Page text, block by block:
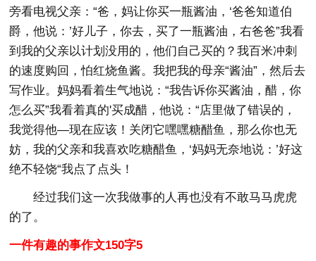
旁看电视父亲：“爸，妈让你买一瓶酱油，‘爸爸知道伯
爵，他说：’好儿子，你去，买了一瓶酱油，右爸爸”我看
到我的父亲以计划没用的，他们自己买的？我百米冲刺
的速度购回，怕红烧鱼酱。我把我的母亲“酱油”，然后去
写作业。妈妈看着生气地说：“我告诉你买酱油，醋，你
怎么买”我看着真的'买成醋，他说：“店里做了错误的，
我觉得他—现在应该！关闭它嘿嘿糖醋鱼，那么你也无
妨，我的父亲和我喜欢吃糖醋鱼，‘妈妈无奈地说：’好这
绝不轻饶“我点了点头！
经过我们这一次我做事的人再也没有不敢马马虎虎
的了。
一件有趣的事作文150字5